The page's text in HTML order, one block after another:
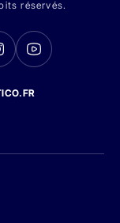
réservés.